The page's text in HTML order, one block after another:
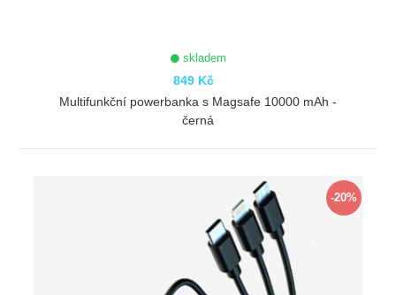
skladem
849 Kč
Multifunkční powerbanka s Magsafe 10000 mAh -
černá
-20%